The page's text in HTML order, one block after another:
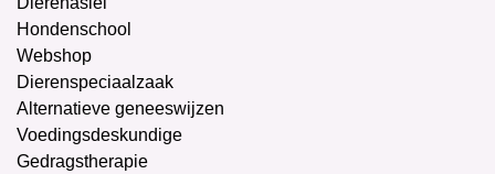
Hondenschool
Webshop
Dierenspeciaalzaak
Alternatieve geneeswijzen
Voedingsdeskundige
Gedragstherapie